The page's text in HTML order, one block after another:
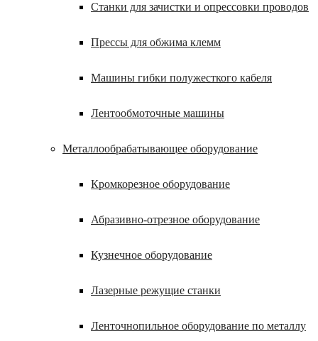
Станки для зачистки и опрессовки проводов
Прессы для обжима клемм
Машины гибки полужесткого кабеля
Лентообмоточные машины
Металлообрабатывающее оборудование
Кромкорезное оборудование
Абразивно-отрезное оборудование
Кузнечное оборудование
Лазерные режущие станки
Ленточнопильное оборудование по металлу